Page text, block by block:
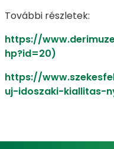
További részletek:
https://
hp?id=20)
https://
uj-idoszaki-kiallitas-